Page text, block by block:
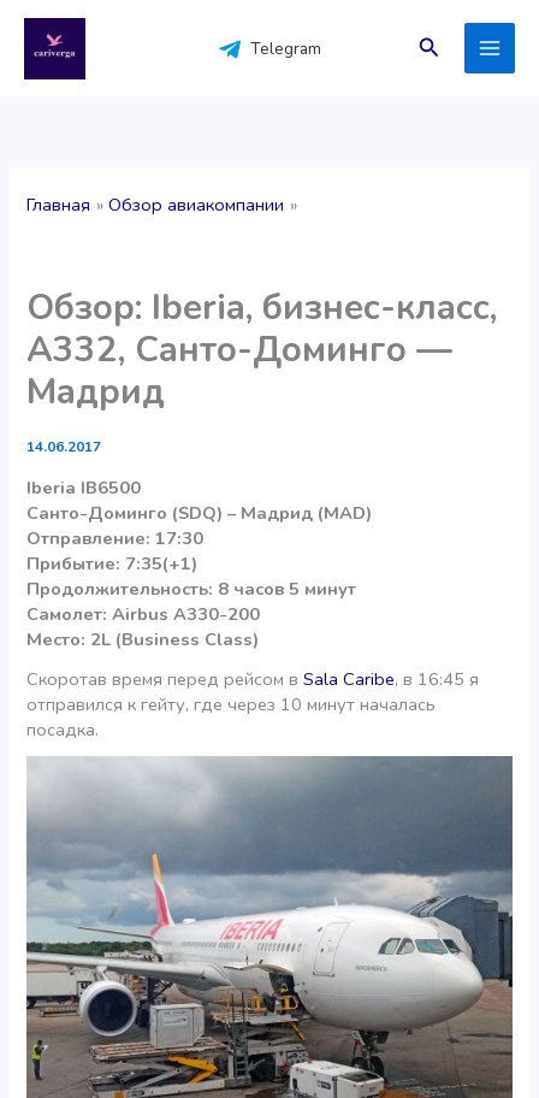
содержимому
Telegram Поиск
Главная Обзор авиакомпании
Обзор: Iberia, бизнес-класс,
А332, Санто-Доминго —
Мадрид
14.06.2017
Iberia IB6500
Санто-Доминго (SDQ) – Мадрид (MAD)
Отправление: 17:30
Прибытие: 7:35(+1)
Продолжительность: 8 часов 5 минут
Самолет: Airbus A330-200
Место: 2L (Business Class)
Скоротав время перед рейсом вSala Caribe, в 16:45 я
отправился к гейту, где через 10 минут началась
посадка.